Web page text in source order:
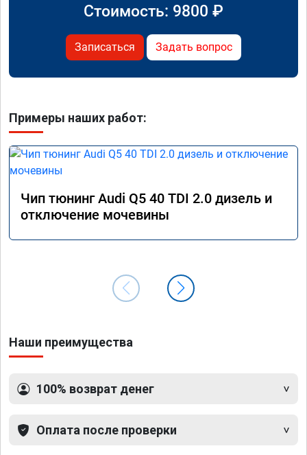
Стоимость: 9800 ₽
Записаться Задать вопрос
Примеры наших работ:
Чип тюнинг Audi Q5 40 TDI 2.0 дизель и
отключение мочевины
Наши преимущества
100% возврат денег
Оплата после проверки